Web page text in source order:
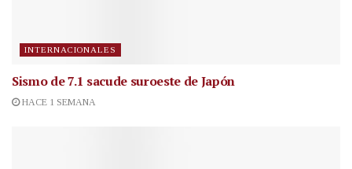
INTERNACIONALES
Sismo de 7.1 sacude suroeste de Japón
HACE 1 SEMANA